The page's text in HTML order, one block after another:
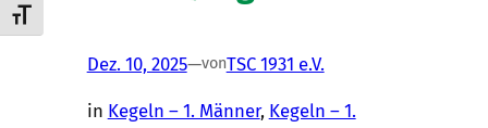
Schrift vergrößern
Dez. 10, 2025—vonTSC 1931 e.V.
in Kegeln – 1. Männer, Kegeln – 1.